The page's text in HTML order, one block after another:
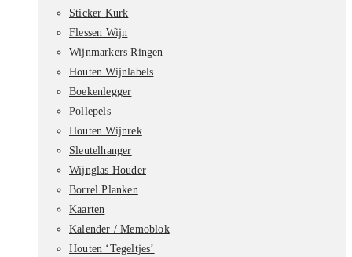
Sticker Kurk
Flessen Wijn
Wijnmarkers Ringen
Houten Wijnlabels
Boekenlegger
Pollepels
Houten Wijnrek
Sleutelhanger
Wijnglas Houder
Borrel Planken
Kaarten
Kalender / Memoblok
Houten ‘Tegeltjes’